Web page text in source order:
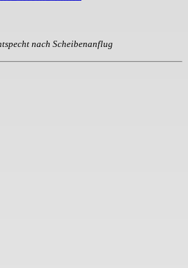
nach Scheibenanflug